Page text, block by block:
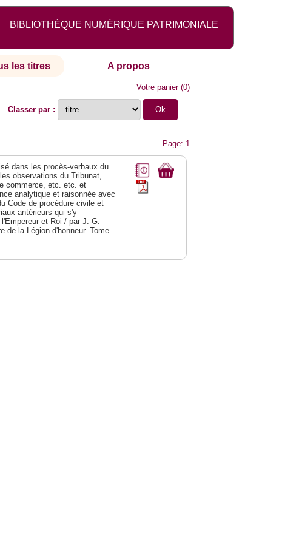
BIBLIOTHÈQUE NUMÉRIQUE PATRIMONIALE
les titres A propos
Votre panier(0)
Classer par :
Page: 1
dans les procès-verbaux du
observations du Tribunat,
commerce, etc. etc. et
analytique et raisonnée avec
Code de procédure civile et
antérieurs qui s'y
et Roi / par J.-G.
de la Légion d'honneur. Tome